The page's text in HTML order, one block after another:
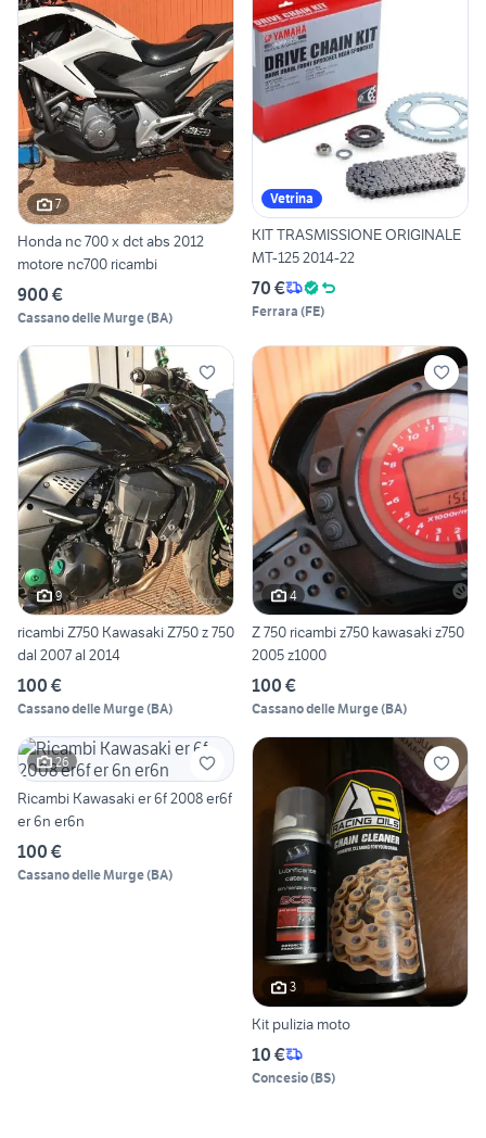
7
Honda nc 700 x dct abs 2012
motore nc700 ricambi
900 €
Cassano delle Murge(BA)
Vetrina
KIT TRASMISSIONE ORIGINALE
MT-125 2014-22
70 €
Ferrara (FE)
9
ricambi Z750 Kawasaki Z750 z 750
dal 2007 al 2014
100 €
Cassano delle Murge(BA)
4
Z 750 ricambi z750 kawasaki z750
2005 z1000
100 €
Cassano delle Murge(BA)
26
Ricambi Kawasaki er 6f 2008 er6f
er 6n er6n
100 €
Cassano delle Murge(BA)
3
Kit pulizia moto
10 €
Concesio(BS)